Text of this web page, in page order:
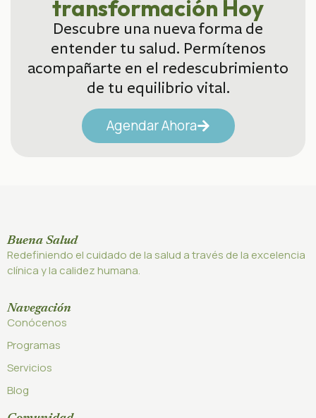
transformación Hoy
Descubre una nueva forma de
entender tu salud. Permítenos
acompañarte en el redescubrimiento
de tu equilibrio vital.
Agendar Ahora
Buena Salud
Redefiniendo el cuidado de la salud a través de la excelencia
clínica y la calidez humana.
Navegación
Conócenos
Programas
Servicios
Blog